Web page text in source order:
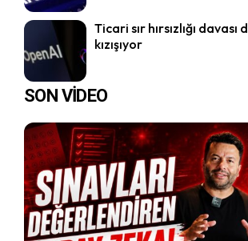
Ticari sır hırsızlığı davası
kızışıyor
SON VİDEO